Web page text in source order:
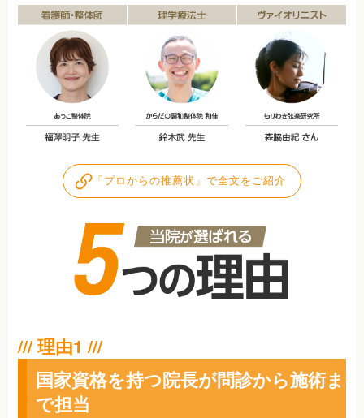
「プロからの推薦状」で全文をご紹介
国家資格を持つ院長が問診から施術ま
で担当